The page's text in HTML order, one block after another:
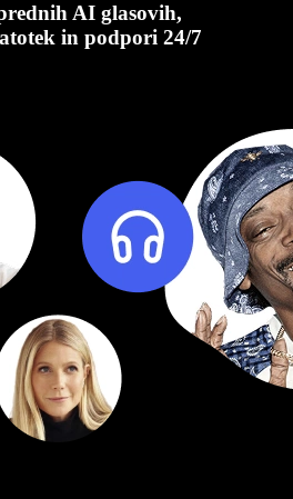
AI glasovih,
in podpori 24/7